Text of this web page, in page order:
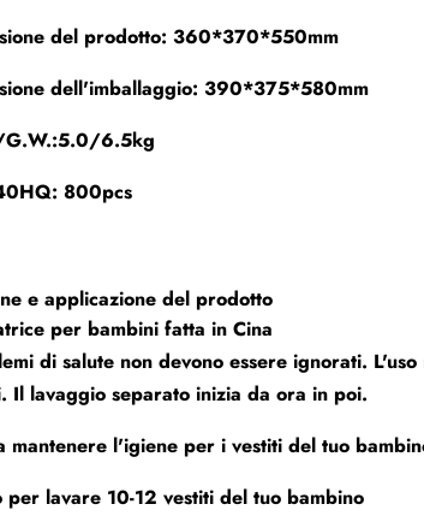
del prodotto: 360*370*550mm
dell'imballaggio: 390*375*580mm
6.5kg
800pcs
e applicazione del prodotto
per bambini fatta in Cina
di salute non devono essere ignorati.
Il lavaggio separato inizia da ora in poi.
mantenere l'igiene per i vestiti del tuo
per lavare 10-12 vestiti del tuo bambino